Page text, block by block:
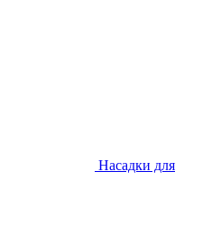
Насадки для